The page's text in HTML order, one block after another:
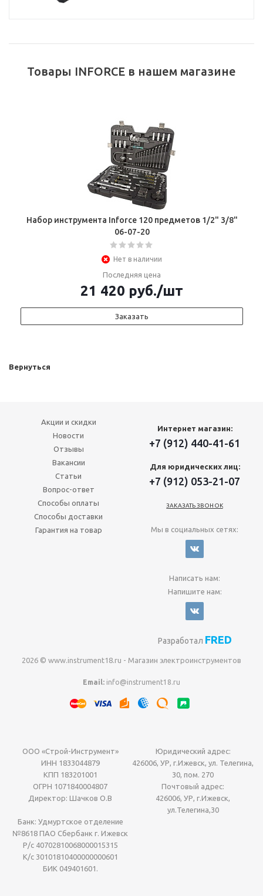
Товары INFORCE в нашем магазине
Набор инструмента Inforce 120 предметов 1/2" 3/8"
06-07-20
Нет в наличии
Последняя цена
21 420 руб./шт
Заказать
Вернуться
Акции и скидки
Новости
Отзывы
Вакансии
Статьи
Вопрос-ответ
Способы оплаты
Способы доставки
Гарантия на товар
Интернет магазин:
+7 (912) 440-41-61
Для юридических лиц:
+7 (912) 053-21-07
ЗАКАЗАТЬ ЗВОНОК
Мы в социальных сетях:
Написать нам:
Напишите нам:
Разработал FRED
2026 © www.instrument18.ru - Магазин электроинструментов
Email: info@instrument18.ru
ООО «Строй-Инструмент»
ИНН 1833044879
КПП 183201001
ОГРН 1071840004807
Директор: Шачков О.В
Юридический адрес:
426006, УР, г.Ижевск, ул. Телегина,
30, пом. 270
Почтовый адрес:
426006, УР, г.Ижевск,
ул.Телегина,30
Банк: Удмуртское отделение
№8618 ПАО Сбербанк г. Ижевск
Р/с 40702810068000015315
К/с 30101810400000000601
БИК 049401601.